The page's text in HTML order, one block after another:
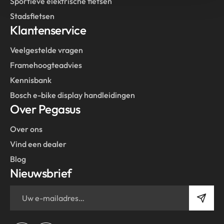
Stadsfietsen
Klantenservice
Veelgestelde vragen
Framehoogteadvies
Kennisbank
Bosch e-bike display handleidingen
Over Pegasus
Over ons
Vind een dealer
Blog
Nieuwsbrief